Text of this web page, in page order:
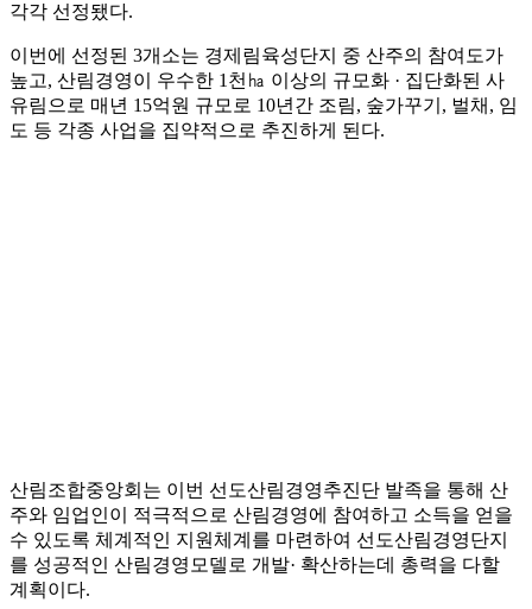
각각 선정됐다.
이번에 선정된 3개소는 경제림육성단지 중 산주의 참여도가
높고, 산림경영이 우수한 1천㏊ 이상의 규모화 · 집단화된 사
유림으로 매년 15억원 규모로 10년간 조림, 숲가꾸기, 벌채, 임
도 등 각종 사업을 집약적으로 추진하게 된다.
산림조합중앙회는 이번 선도산림경영추진단 발족을 통해 산
주와 임업인이 적극적으로 산림경영에 참여하고 소득을 얻을
수 있도록 체계적인 지원체계를 마련하여 선도산림경영단지
를 성공적인 산림경영모델로 개발· 확산하는데 총력을 다할
계획이다.